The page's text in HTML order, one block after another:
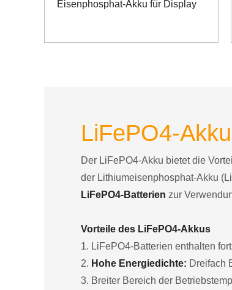
Eisenphosphat-Akku für Display
LiFePO4-
Der LiFePO4-Akku bietet die
der Lithiumeisenphosphat-Akku
LiFePO4-Batterien zur
Vorteile des LiFePO4-Akkus
1. LiFePO4-Batterien enthalten
2. Hohe Energiedichte: Dreifach
3. Breiter Bereich der